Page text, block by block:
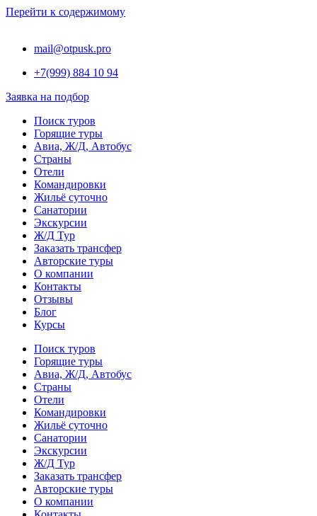
Перейти к содержимому
mail@otpusk.pro
+7(999) 884 10 94
Заявка на подбор
Поиск туров
Горящие туры
Авиа, Ж/Д, Автобус
Страны
Отели
Командировки
Жильё суточно
Санатории
Экскурсии
Ж/Д Тур
Заказать трансфер
Авторские туры
О компании
Контакты
Отзывы
Блог
Курсы
Поиск туров
Горящие туры
Авиа, Ж/Д, Автобус
Страны
Отели
Командировки
Жильё суточно
Санатории
Экскурсии
Ж/Д Тур
Заказать трансфер
Авторские туры
О компании